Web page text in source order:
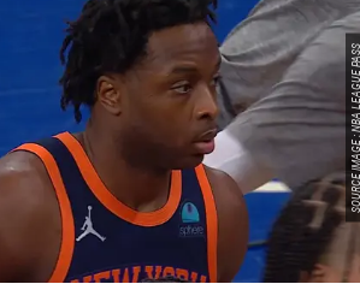
SOURCE